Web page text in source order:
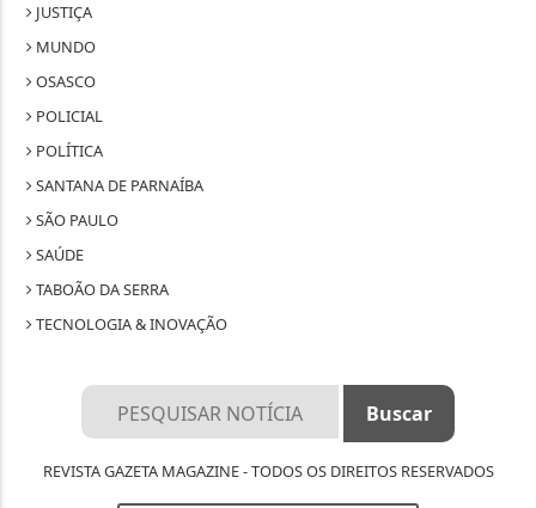
JUSTIÇA
MUNDO
OSASCO
POLICIAL
POLÍTICA
SANTANA DE PARNAÍBA
SÃO PAULO
SAÚDE
TABOÃO DA SERRA
TECNOLOGIA & INOVAÇÃO
REVISTA GAZETA MAGAZINE - TODOS OS DIREITOS RESERVADOS